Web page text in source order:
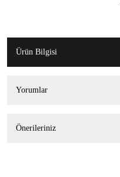
Ürün Bilgisi
Yorumlar
Önerileriniz